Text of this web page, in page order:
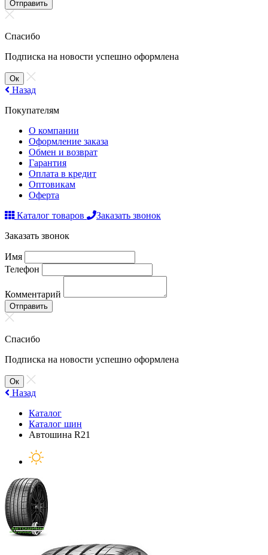
Отправить
Спасибо
Подписка на новости успешно оформлена
Ок
Назад
Покупателям
О компании
Оформление заказа
Обмен и возврат
Гарантия
Оплата в кредит
Оптовикам
Оферта
Каталог товаров
Заказать звонок
Заказать звонок
Имя
Телефон
Комментарий
Отправить
Спасибо
Подписка на новости успешно оформлена
Ок
Назад
Каталог
Каталог шин
Автошина R21